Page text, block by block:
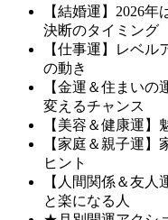
【結婚運】2026
決断のタイミング
【仕事運】レベ
の動き
【金運＆住まい
変えるチャンス
【美容＆健康運
【家庭＆親子運
ヒント
【人間関係＆友
と楽になる人